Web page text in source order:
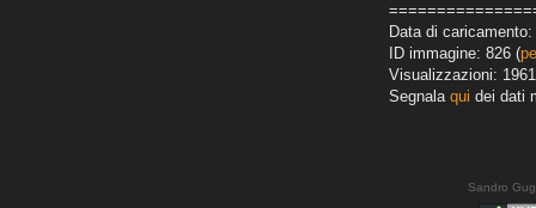
Data di caricamento:
ID immagine: 826 (
Visualizzazioni: 1961
Segnala qui dei dati
Sandro